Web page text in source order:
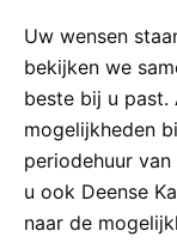
Uw wensen
bekijken we
beste bij u past.
mogelijkheden
periodehuur
u ook Deense
naar de